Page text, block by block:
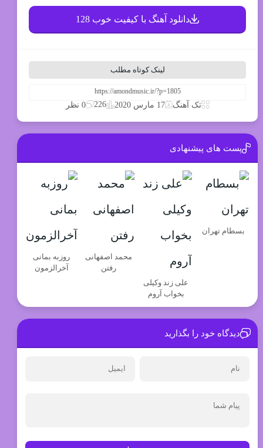
دانلود آهنگ با کیفیت خوب 128
لینک کوتاه مطلب
تک آهنگ 17 مارس 2020 226 0 نظر
پست های پیشنهادی
بسطام تهران
علی زند وکیلی
بخواب آروم
محمد اصفهانی
رفتن
روزبه بمانی
آخرالزمون
دیدگاه خود را بگذارید